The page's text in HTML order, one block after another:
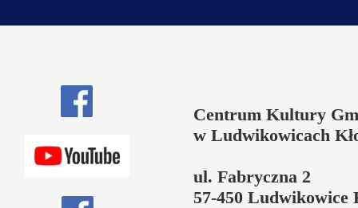
Centrum Kultury
w Ludwikowicach
ul. Fabryczna 2
57-450 Ludwikowice